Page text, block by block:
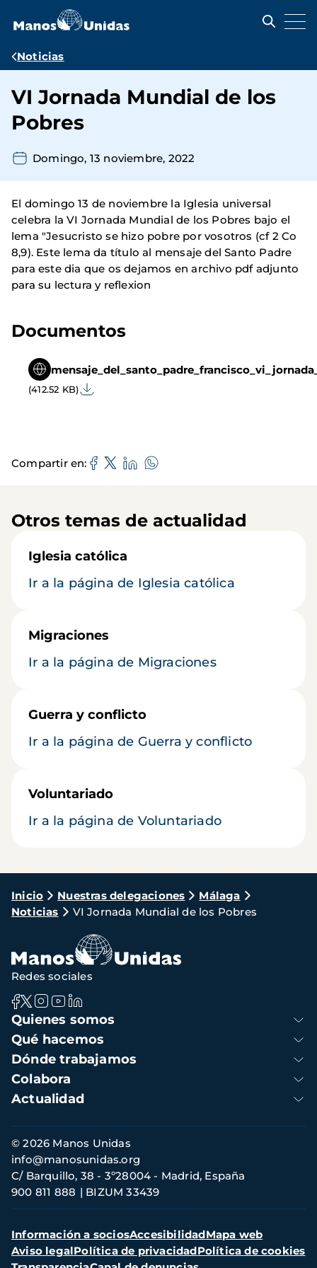
contenido
Ruta
navegación
Noticias
VI Jornada Mundial de los
Pobres
Domingo, 13 noviembre, 2022
El domingo 13 de noviembre la Iglesia universal
celebra la VI Jornada Mundial de los Pobres bajo el
lema "Jesucristo se hizo pobre por vosotros (cf 2 Co
8,9). Este lema da título al mensaje del Santo Padre
para este dia que os dejamos en archivo pdf adjunto
para su lectura y reflexion
Documentos
(412.52 KB)
Compartir en
Otros temas de actualidad
Iglesia católica
Ir a la página de Iglesia católica
Migraciones
Ir a la página de Migraciones
Guerra y conflicto
Ir a la página de Guerra y conflicto
Voluntariado
Ir a la página de Voluntariado
Ruta
de
navegación
Inicio Nuestras delegaciones
Málaga
Noticias
VI Jornada Mundial de los Pobres
Navegación
principal
Quienes somos
Qué hacemos
Dónde trabajamos
Colabora
Actualidad
Redes sociales
Información
de
contacto
© 2026 Manos Unidas
C/ Barquillo, 38 - 3º28004 - Madrid, España
900 811 888
BIZUM 33439
info@manosunidas.org
Menú
secundario
Información a sociosAccesibilidadMapa web
Aviso legalPolítica de privacidadPolítica de cookies